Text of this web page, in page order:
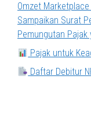
Omzet
Sampaikan Surat
Pemungutan
Pajak untuk
Daftar Debitur